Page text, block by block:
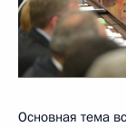
Основная тема